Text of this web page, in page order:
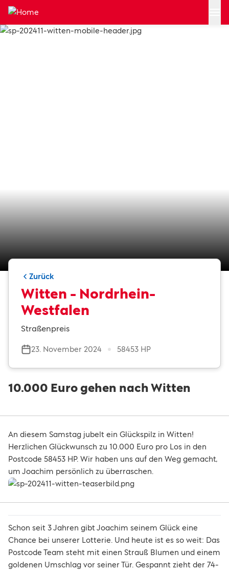
Zum Hauptinhalt springen
Zurück
Witten - Nordrhein-
Westfalen
Straßenpreis
23. November 2024 58453 HP
10.000 Euro gehen nach Witten
An diesem Samstag jubelt ein Glückspilz in Witten!
Herzlichen Glückwunsch zu 10.000 Euro pro Los in den
Postcode 58453 HP. Wir haben uns auf den Weg gemacht,
um Joachim persönlich zu überraschen.
Schon seit 3 Jahren gibt Joachim seinem Glück eine
Chance bei unserer Lotterie. Und heute ist es so weit: Das
Postcode Team steht mit einen Strauß Blumen und einem
goldenen Umschlag vor seiner Tür. Gespannt zieht der 74-